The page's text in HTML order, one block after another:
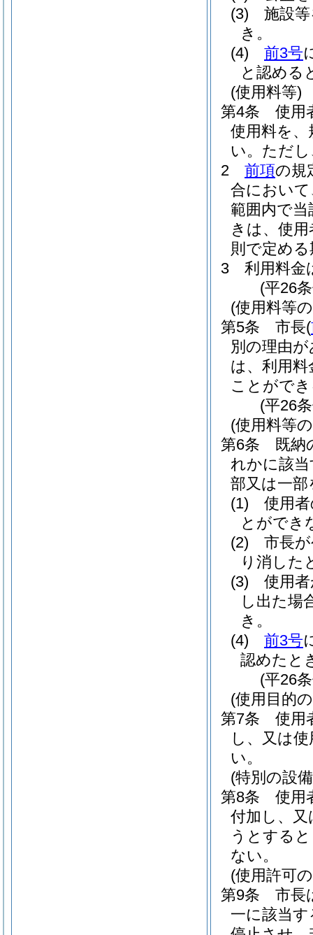
(3)
施設
き。
(4)
前3号
と認める
(使用料等)
第4条
使用
使用料を
い。 ただ
2
前項の規
合において
範囲内で
きは、使
則で定め
3
利用料金
(平26
(使用料等
第5条
市長(
別の理由
は、利用料
ことがで
(平26
(使用料等
第6条
既納
れかに該
部又は一
(1)
使用
とができ
(2)
市長
り消した
(3)
使用
し出た場
き。
(4)
前3号
認めたと
(平26
(使用目的
第7条
使用
し、又は
い。
(特別の設
第8条
使用
付加し、
うとする
ない。
(使用許可
第9条
市長
一に該当